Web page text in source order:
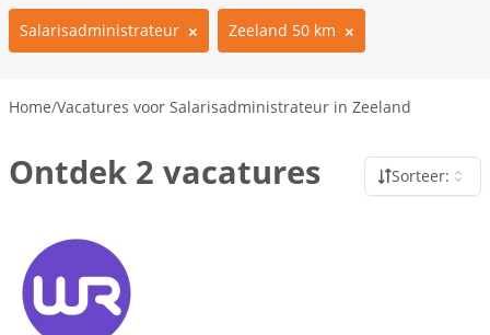
Salarisadministrateur Zeeland 50 km
Home/Vacatures voor Salarisadministrateur in Zeeland
Ontdek 2 vacatures Sorteer: